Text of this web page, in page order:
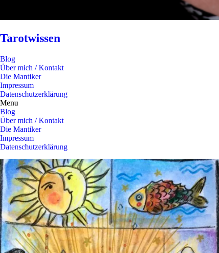
Tarotwissen
Blog
Über mich / Kontakt
Die Mantiker
Impressum
Datenschutzerklärung
Menu
Blog
Über mich / Kontakt
Die Mantiker
Impressum
Datenschutzerklärung